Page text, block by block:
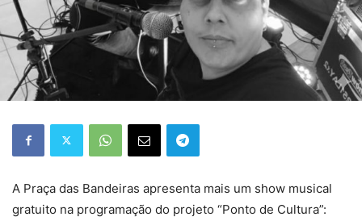
A Praça das Bandeiras apresenta mais um show musical
gratuito na programação do projeto “Ponto de Cultura”: